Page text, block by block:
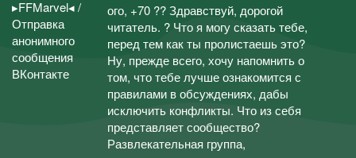
ого, +70 ?? Здравствуй, дорогой
читатель. ? Что я могу сказать тебе,
перед тем как ты пролистаешь это?
Ну, прежде всего, хочу напомнить о
том, что тебе лучше ознакомится с
правилами в обсуждениях, дабы
исключить конфликты. Что из себя
представляет сообщество?
Развлекательная группа,